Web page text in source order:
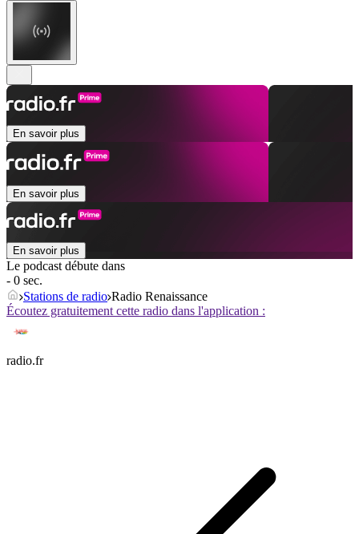
En savoir plus
En savoir plus
En savoir plus
Le podcast débute dans
- 0 sec.
Stations de radio Radio Renaissance
Écoutez gratuitement cette radio dans l'application :
radio.fr